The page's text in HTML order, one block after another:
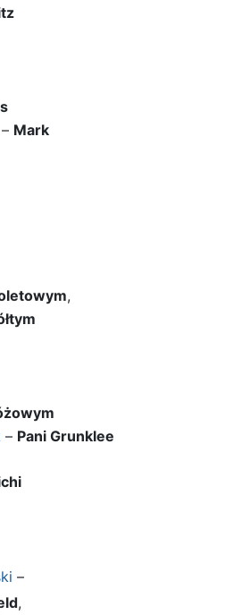
– Mark
,
– Pani Grunklee
–
,